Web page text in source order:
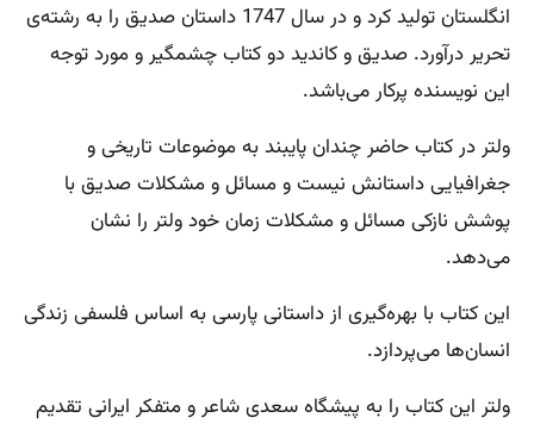
انگلستان تولید کرد و در سال 1747 داستان صدیق را به رشته‌ی
تحریر درآورد. صدیق و کاندید دو کتاب چشمگیر و مورد توجه
این نویسنده پرکار می‌باشد.
ولتر در کتاب حاضر چندان پایبند به موضوعات تاریخی و
جغرافیایی داستانش نیست و مسائل و مشکلات صدیق با
پوشش نازکی مسائل و مشکلات زمان خود ولتر را نشان
می‌دهد.
این کتاب با بهره‌گیری از داستانی پارسی به اساس فلسفی زندگی
انسان‌ها می‌پردازد.
ولتر این کتاب را به پیشگاه سعدی شاعر و متفکر ایرانی تقدیم